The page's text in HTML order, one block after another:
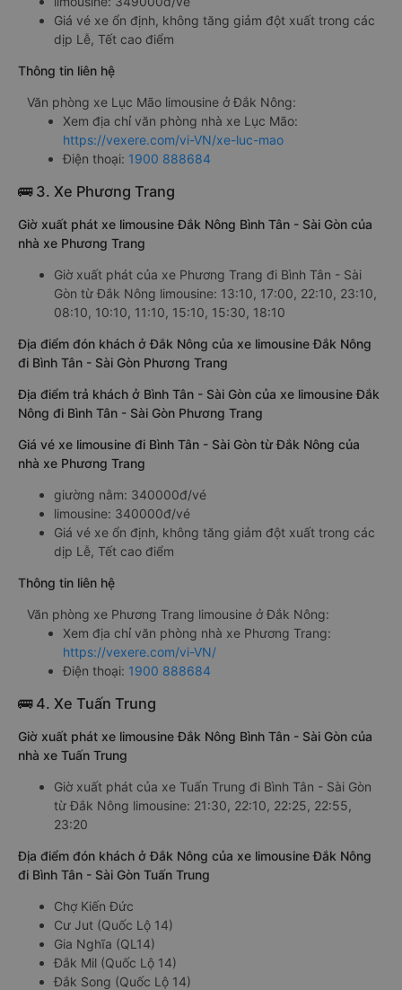
Giá vé xe ổn định, không tăng giảm đột xuất trong các
dịp Lễ, Tết cao điểm
Thông tin liên hệ
Văn phòng xe Lục Mão limousine ở Đắk Nông:
Xem địa chỉ văn phòng nhà xe Lục Mão:
https://vexere.com/vi-VN/xe-luc-mao
Điện thoại: 1900 888684
🚌 3. Xe Phương Trang
Giờ xuất phát xe limousine Đắk Nông Bình Tân - Sài Gòn của
nhà xe Phương Trang
Giờ xuất phát của xe Phương Trang đi Bình Tân - Sài
Gòn từ Đắk Nông limousine: 13:10, 17:00, 22:10, 23:10,
08:10, 10:10, 11:10, 15:10, 15:30, 18:10
Địa điểm đón khách ở Đắk Nông của xe limousine Đắk Nông
đi Bình Tân - Sài Gòn Phương Trang
Địa điểm trả khách ở Bình Tân - Sài Gòn của xe limousine Đắk
Nông đi Bình Tân - Sài Gòn Phương Trang
Giá vé xe limousine đi Bình Tân - Sài Gòn từ Đắk Nông của
nhà xe Phương Trang
giường nằm: 340000đ/vé
limousine: 340000đ/vé
Giá vé xe ổn định, không tăng giảm đột xuất trong các
dịp Lễ, Tết cao điểm
Thông tin liên hệ
Văn phòng xe Phương Trang limousine ở Đắk Nông:
Xem địa chỉ văn phòng nhà xe Phương Trang:
https://vexere.com/vi-VN/
Điện thoại: 1900 888684
🚌 4. Xe Tuấn Trung
Giờ xuất phát xe limousine Đắk Nông Bình Tân - Sài Gòn của
nhà xe Tuấn Trung
Giờ xuất phát của xe Tuấn Trung đi Bình Tân - Sài Gòn
từ Đắk Nông limousine: 21:30, 22:10, 22:25, 22:55,
23:20
Địa điểm đón khách ở Đắk Nông của xe limousine Đắk Nông
đi Bình Tân - Sài Gòn Tuấn Trung
Chợ Kiến Đức
Cư Jut (Quốc Lộ 14)
Gia Nghĩa (QL14)
Đắk Mil (Quốc Lộ 14)
Đắk Song (Quốc Lộ 14)